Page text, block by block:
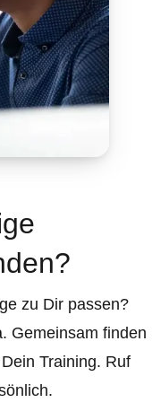
zu Dir passen?
Gemeinsam finden
Training. Ruf